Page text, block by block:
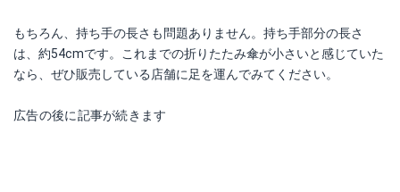
もちろん、持ち手の長さも問題ありません。持ち手部分の長さ
は、約54cmです。これまでの折りたたみ傘が小さいと感じていた
なら、ぜひ販売している店舗に足を運んでみてください。
広告の後に記事が続きます